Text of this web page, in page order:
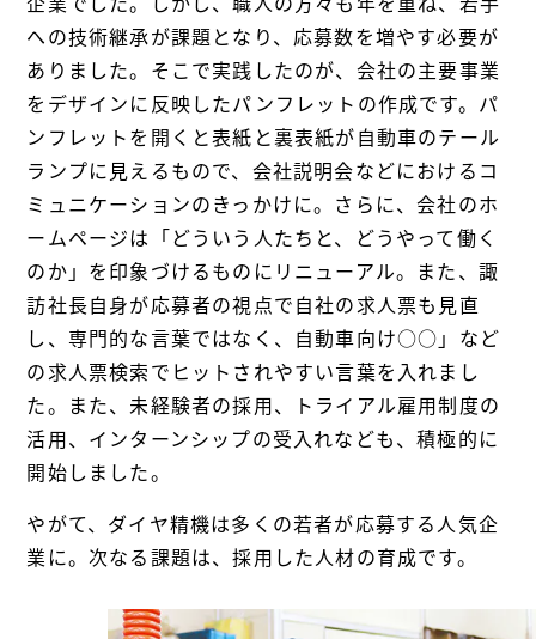
への技術継承が課題となり、応募数を増やす必要が
ありました。そこで実践したのが、会社の主要事業
をデザインに反映したパンフレットの作成です。パ
ンフレットを開くと表紙と裏表紙が自動車のテール
ランプに見えるもので、会社説明会などにおけるコ
ミュニケーションのきっかけに。さらに、会社のホ
ームページは「どういう人たちと、どうやって働く
のか」を印象づけるものにリニューアル。また、諏
訪社長自身が応募者の視点で自社の求人票も見直
し、専門的な言葉ではなく、自動車向け○○」など
の求人票検索でヒットされやすい言葉を入れまし
た。また、未経験者の採用、トライアル雇用制度の
活用、インターンシップの受入れなども、積極的に
開始しました。
やがて、ダイヤ精機は多くの若者が応募する人気企
業に。次なる課題は、採用した人材の育成です。